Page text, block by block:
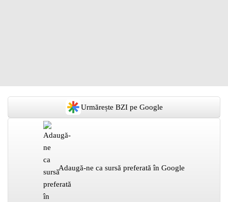
Urmărește BZI pe Google
Adaugă-ne ca sursă preferată în Google